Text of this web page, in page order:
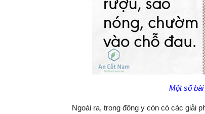
Một số
Ngoài ra, trong đông y còn có các giải